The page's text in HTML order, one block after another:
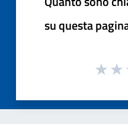
su questa